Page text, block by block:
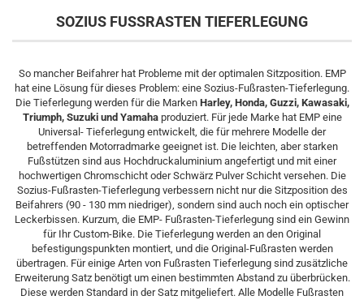
SOZIUS FUSSRASTEN TIEFERLEGUNG
So mancher Beifahrer hat Probleme mit der optimalen Sitzposition. EMP
hat eine Lösung für dieses Problem: eine Sozius-Fußrasten-Tieferlegung.
Die Tieferlegung werden für die Marken Harley, Honda, Guzzi, Kawasaki,
Triumph, Suzuki und Yamahaproduziert. Für jede Marke hat EMP eine
Universal- Tieferlegung entwickelt, die für mehrere Modelle der
betreffenden Motorradmarke geeignet ist. Die leichten, aber starken
Fußstützen sind aus Hochdruckaluminium angefertigt und mit einer
hochwertigen Chromschicht oder Schwärz Pulver Schicht versehen. Die
Sozius-Fußrasten-Tieferlegung verbessern nicht nur die Sitzposition des
Beifahrers (90 - 130 mm niedriger), sondern sind auch noch ein optischer
Leckerbissen. Kurzum, die EMP- Fußrasten-Tieferlegung sind ein Gewinn
für Ihr Custom-Bike. Die Tieferlegung werden an den Original
befestigungspunkten montiert, und die Original-Fußrasten werden
übertragen. Für einige Arten von Fußrasten Tieferlegung sind zusätzliche
Erweiterung Satz benötigt um einen bestimmten Abstand zu überbrücken.
Diese werden Standard in der Satz mitgeliefert. Alle Modelle Fußrasten